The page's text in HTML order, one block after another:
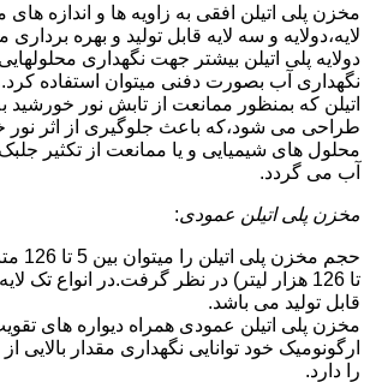
مخزن پلی اتیلن افقی به زاویه ها و اندازه
لایه،دولایه و سه لایه قابل تولید و بهره
دولایه پلی اتیلن بیشتر جهت نگهداری
نگهداری آب بصورت دفنی میتوان استفاده
اتیلن که بمنظور ممانعت از تابش نور خورشید
طراحی می شود،که باعث جلوگیری از اثر نور
محلول های شیمیایی و یا ممانعت از تکثیر
آب می گردد.
مخزن پلی اتیلن عمودی:
تا 126 هزار لیتر) در نظر گرفت.در انواع تک
قابل تولید می باشد.
مخزن پلی اتیلن عمودی همراه دیواره های
ارگونومیک خود توانایی نگهداری مقدار بالایی از
را دارد.